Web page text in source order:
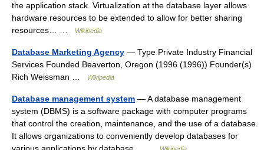
the application stack. Virtualization at the database layer allows
hardware resources to be extended to allow for better sharing
resources… …
Wikipedia
Database Marketing Agency — Type Private Industry Financial
Services Founded Beaverton, Oregon (1996 (1996)) Founder(s)
Rich Weissman …
Wikipedia
Database management system — A database management
system (DBMS) is a software package with computer programs
that control the creation, maintenance, and the use of a database.
It allows organizations to conveniently develop databases for